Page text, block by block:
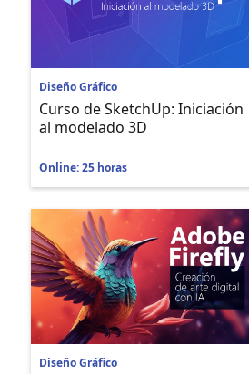
Diseño Gráfico
Curso de SketchUp: Iniciación
al modelado 3D
Online: 25 horas
Diseño Gráfico